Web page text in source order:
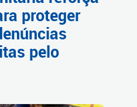
proteger
pelo